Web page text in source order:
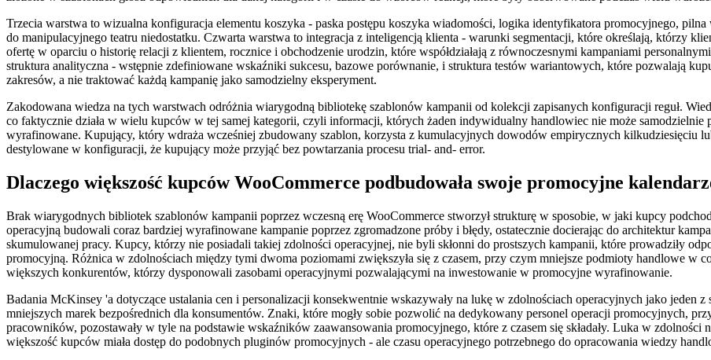
Trzecia warstwa to wizualna konfiguracja elementu koszyka - paska postępu koszyka wiadomości, logika identyfikatora promocyjnego,
do manipulacyjnego teatru niedostatku. Czwarta warstwa to integracja z inteligencją klienta - warunki segmentacji, które określają, którzy
ofertę w oparciu o historię relacji z klientem, rocznice i obchodzenie urodzin, które współdziałają z równoczesnymi kampaniami
struktura analityczna - wstępnie zdefiniowane wskaźniki sukcesu, bazowe porównanie, i struktura testów wariantowych, które pozwalają
zakresów, a nie traktować każdą kampanię jako samodzielny eksperyment.
Zakodowana wiedza na tych warstwach odróżnia wiarygodną bibliotekę szablonów kampanii od kolekcji zapisanych konfiguracji reguł.
co faktycznie działa w wielu kupców w tej samej kategorii, czyli informacji, których żaden indywidualny handlowiec nie może samodzielnie
wyrafinowane. Kupujący, który wdraża wcześniej zbudowany szablon, korzysta z kumulacyjnych dowodów empirycznych kilkudziesięciu
destylowane w konfiguracji, że kupujący może przyjąć bez powtarzania procesu trial- and- error.
Dlaczego większość kupców WooCommerce podbudowała swoje promocyjne
Brak wiarygodnych bibliotek szablonów kampanii poprzez wczesną erę WooCommerce stworzył strukturę w sposobie, w jaki kupcy
operacyjną budowali coraz bardziej wyrafinowane kampanie poprzez zgromadzone próby i błędy, ostatecznie docierając do architektur
skumulowanej pracy. Kupcy, którzy nie posiadali takiej zdolności operacyjnej, nie byli skłonni do prostszych kampanii, które prowadziły
promocyjną. Różnica w zdolnościach między tymi dwoma poziomami zwiększyła się z czasem, przy czym mniejsze podmioty handlowe w
większych konkurentów, którzy dysponowali zasobami operacyjnymi pozwalającymi na inwestowanie w promocyjne wyrafinowanie.
Badania McKinsey 'a dotyczące ustalania cen i personalizacji konsekwentnie wskazywały na lukę w zdolnościach operacyjnych jako jeden
mniejszych marek bezpośrednich dla konsumentów. Znaki, które mogły sobie pozwolić na dedykowany personel operacji promocyjnych,
pracowników, pozostawały w tyle na podstawie wskaźników zaawansowania promocyjnego, które z czasem się składały. Luka w zdolności
większość kupców miała dostęp do podobnych pluginów promocyjnych - ale czasu operacyjnego potrzebnego do opracowania wiedzy